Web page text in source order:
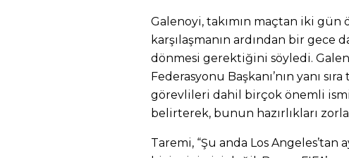
Galenoyi, takımın maçtan iki gün
karşılaşmanın ardından bir gece
dönmesi gerektiğini söyledi.
Federasyonu Başkanı’nın yanı
görevlileri dahil birçok önemli
belirterek, bunun hazırlıkları
Taremi, “Şu anda Los Angeles’tan